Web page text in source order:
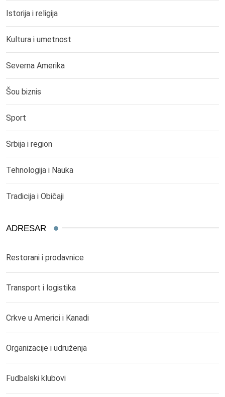
Istorija i religija
Kultura i umetnost
Severna Amerika
Šou biznis
Sport
Srbija i region
Tehnologija i Nauka
Tradicija i Običaji
ADRESAR
Restorani i prodavnice
Transport i logistika
Crkve u Americi i Kanadi
Organizacije i udruženja
Fudbalski klubovi